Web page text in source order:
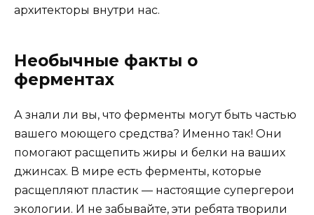
архитекторы внутри нас.
Необычные факты о
ферментах
А знали ли вы, что ферменты могут быть частью
вашего моющего средства? Именно так! Они
помогают расщепить жиры и белки на ваших
джинсах. В мире есть ферменты, которые
расщепляют пластик — настоящие супергерои
экологии. И не забывайте, эти ребята творили